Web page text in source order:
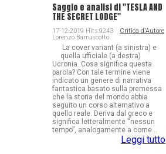
Saggio e analisi di "TESLA AND
THE SECRET LODGE"
17-12-2019 Hits:9243
Critica d'Autore
Lorenzo Barruscotto
La cover variant (a sinistra) e
quella ufficiale (a destra)
Ucronia. Cosa significa questa
parola? Con tale termine viene
indicato un genere di narrativa
fantastica basato sulla premessa
che la storia del mondo abbia
seguito un corso alternativo a
quello reale. Deriva dal greco e
significa letteralmente “nessun
tempo”, analogamente a come...
Leggi tutto